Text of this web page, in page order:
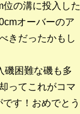
の溝に投入した
オーバーのア
きだったかもし
磯困難な磯も多
ってこれがコマ
す！おめでとう